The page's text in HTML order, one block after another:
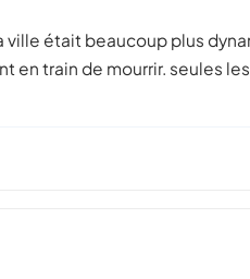
était beaucoup plus
en train de mourrir. seules